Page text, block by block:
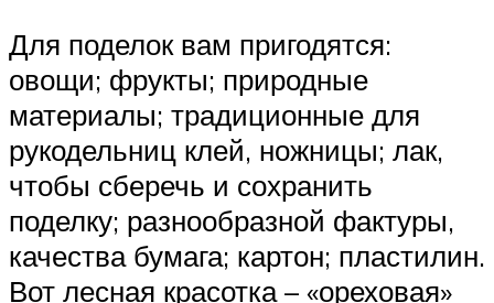
Для поделок вам пригодятся:
овощи; фрукты; природные
материалы; традиционные для
рукодельниц клей, ножницы; лак,
чтобы сберечь и сохранить
поделку; разнообразной фактуры,
качества бумага; картон; пластилин.
Вот лесная красотка – «ореховая»